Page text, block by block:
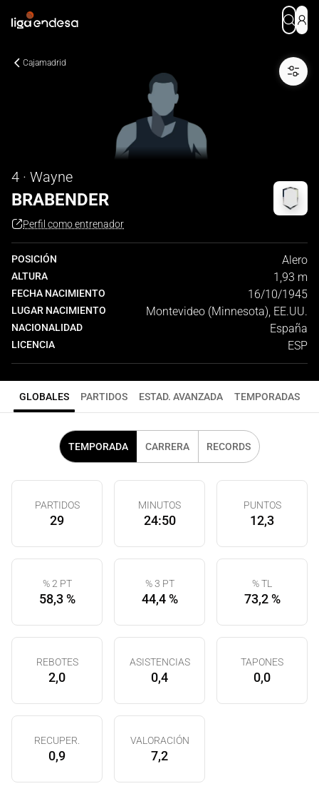
Cajamadrid
4 · Wayne
BRABENDER
Perfil como entrenador
POSICIÓN Alero
ALTURA 1,93 m
FECHA NACIMIENTO 16/10/1945
LUGAR NACIMIENTO Montevideo (Minnesota), EE.UU.
NACIONALIDAD España
LICENCIA ESP
GLOBALES PARTIDOS ESTAD. AVANZADA TEMPORADAS
TEMPORADA CARRERA RECORDS
PARTIDOS
29
MINUTOS
24:50
PUNTOS
12,3
% 2 PT
58,3 %
% 3 PT
44,4 %
% TL
73,2 %
REBOTES
2,0
ASISTENCIAS
0,4
TAPONES
0,0
RECUPER.
0,9
VALORACIÓN
7,2